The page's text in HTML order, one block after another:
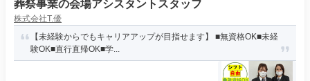
葬祭事業の会場アシスタントスタッフ
株式会社T.優
【未経験からでもキャリアアップが目指せます】 ■無資格OK■未経
験OK■直行直帰OK■学...